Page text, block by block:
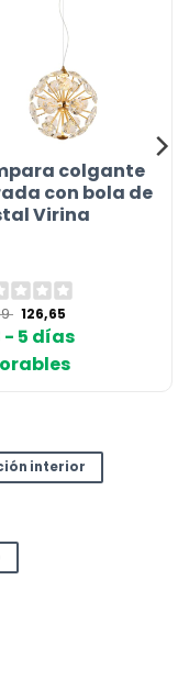
colgante
con bola de
Virina
El
precio
original
199,99 €.
126,65
actual
126,65 €.
- 5 días
interior